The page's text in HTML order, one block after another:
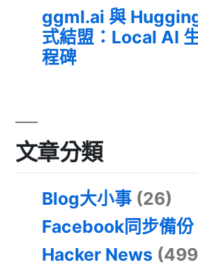
ggml.ai 與
式結盟：Local AI
程碑
文章分類
Blog大小事 (26)
Facebook同步備份
Hacker News